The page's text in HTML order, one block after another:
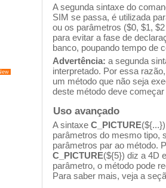
A segunda sintaxe do
SIM se passa, é utilizada
ou os parâmetros ($0, $1,
para evitar a fase de
banco, poupando tempo de
Advertência: a segunda
interpretado. Por essa
um método que não seja
deste método deve começar
Uso avançado
A sintaxe C_PICTURE
parâmetros do mesmo tipo,
parâmetros par ao método.
C_PICTURE(${5}) diz a 4D
parâmetro, o método pode
Para saber mais, veja a